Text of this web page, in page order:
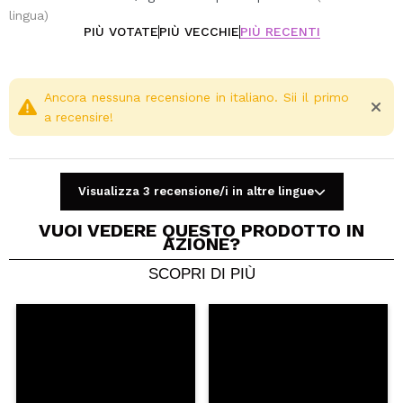
lingua)
PIÙ VOTATEPIÙ VECCHIEPIÙ RECENTI
Condividi un video o una foto
Il tuo video potrebbe essere il primo. Immaginalo...
Ancora nessuna recensione in italiano. Sii il primo
a recensire!
Visualizza 3 recensione/i in altre lingue
VUOI VEDERE QUESTO PRODOTTO IN
AZIONE?
SCOPRI DI PIÙ